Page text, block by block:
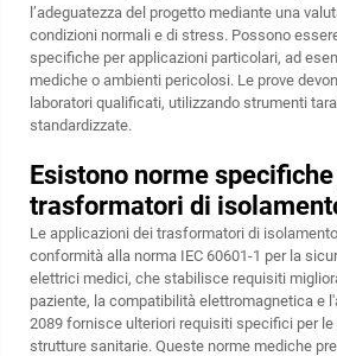
l’adeguatezza del progetto mediante una
condizioni normali e di stress. Possono
specifiche per applicazioni particolari, ad
mediche o ambienti pericolosi. Le prove
laboratori qualificati, utilizzando strumenti
standardizzate.
Esistono norme
trasformatori di
Le applicazioni dei trasformatori di
conformità alla norma IEC 60601-1 per la
elettrici medici, che stabilisce requisiti
paziente, la compatibilità elettromagnetica e
2089 fornisce ulteriori requisiti specifici per
strutture sanitarie. Queste norme mediche